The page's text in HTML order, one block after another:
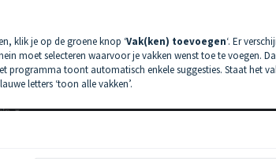
klik je op de groene knop ‘Vak(ken) toevoegen‘. Er
moet selecteren waarvoor je vakken wenst toe te voegen.
programma toont automatisch enkele suggesties. Staat het
letters ‘toon alle vakken’.